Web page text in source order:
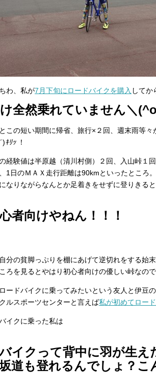
わ、私が7月下旬にロードバイクを購入 してか
全然乗れていません＼
この短い期間に帰省、旅行×２回、週末雨等々
ｷﾘｯ ！
経験値は半原越（清川村側）２回、入山峠１
1日のＭＡＸ走行距離は90kmといったところ
なりながらなんとか足着きをせずに登りきると
者向けやねん！！！
分の貧脚っぷりを棚にあげて逆切れをする始
ろを見るとやはり初心者向けの優しい峠なので
ードバイクに乗ってみたいという友人と伊豆
ルスポーツセンターと言えば私が初めてロー
イクに乗った私は
バイクって背中に羽が生
道も登れるんでしょ？こ